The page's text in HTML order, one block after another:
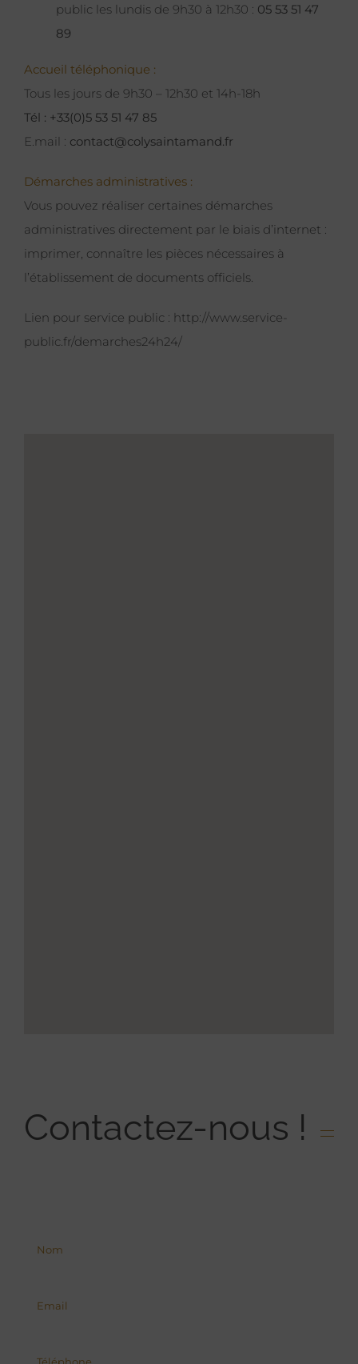
public les lundis de 9h30 à 12h30 : 05 53 51 47
89
Accueil téléphonique :
Tous les jours de 9h30 – 12h30 et 14h-18h
Tél : +33(0)5 53 51 47 85
E.mail : contact@colysaintamand.fr
Démarches administratives :
Vous pouvez réaliser certaines démarches
administratives directement par le biais d’internet :
imprimer, connaître les pièces nécessaires à
l’établissement de documents officiels.
Lien pour service public : http://www.service-
public.fr/demarches24h24/
Contactez-nous !